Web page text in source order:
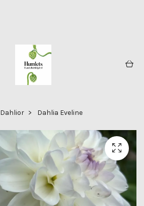
Dahlior Dahlia Eveline